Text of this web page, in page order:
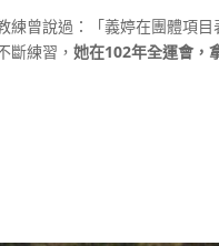
曾說過：「義婷在團體項
斷練習，她在102年全運會，